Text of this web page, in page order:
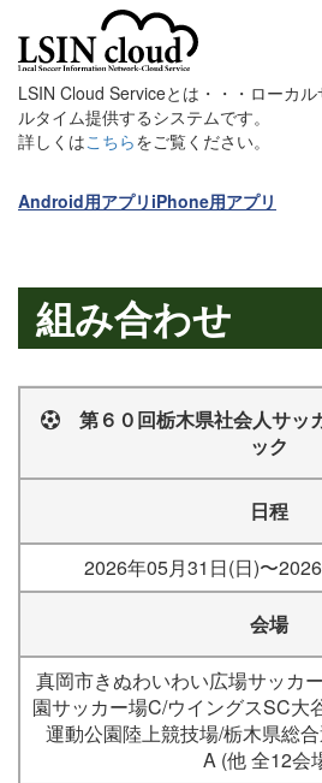
LSIN Cloud Serviceとは・・・ローカ
ルタイム提供するシステムです。
詳しくはこちらをご覧ください。
Android用アプリ iPhone用アプリ
組み合わせ
第６０回栃木県社会人サッ
ック
日程
2026年05月31日(日)〜
会場
真岡市きぬわいわい広場サッカ
園サッカー場C/ウイングスSC大
運動公園陸上競技場/栃木県総
A (他 全12会